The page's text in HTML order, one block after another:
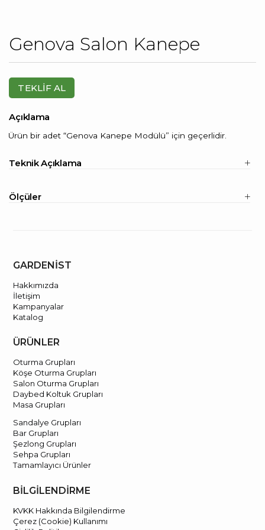
Genova Salon Kanepe
TEKLİF AL
Açıklama
Ürün bir adet “Genova Kanepe Modülü” için geçerlidir.
Teknik Açıklama
Çelik elastik kolon ve zigzag yay.
Ölçüler
GARDENİST
Hakkımızda
İletişim
Kampanyalar
Katalog
ÜRÜNLER
Oturma Grupları
Köşe Oturma Grupları
Salon Oturma Grupları
Daybed Koltuk Grupları
Masa Grupları
Sandalye Grupları
Bar Grupları
Şezlong Grupları
Sehpa Grupları
Tamamlayıcı Ürünler
BİLGİLENDİRME
KVKK Hakkında Bilgilendirme
Çerez (Cookie) Kullanımı